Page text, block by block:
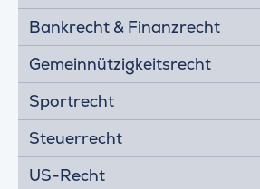
Bankrecht & Finanzrecht
Gemeinnützigkeitsrecht
Sportrecht
Steuerrecht
US-Recht